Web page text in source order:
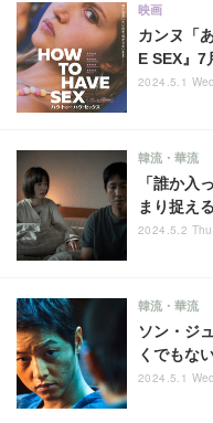
カンヌ「
E SEX』7
映画
2024.5.1
「誰か入
まり捉え
韓流・華流
2024.5.2
ソン・ジ
くでもな
韓流・華流
2024.5.1